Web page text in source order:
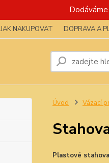
Dodáváme
JAK NAKUPOVAT DOPRAVA A
Úvod Vázací
Plastové